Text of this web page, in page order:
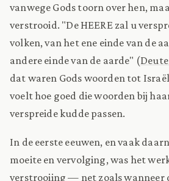
vanwege Gods toorn over hen,
verstrooid. "De HEERE zal u
volken, van het ene einde van de
andere einde van de aarde" (
dat waren Gods woorden tot
voelt hoe goed die woorden bij
verspreide kudde passen.
In de eerste eeuwen, en vaak
moeite en vervolging, was het
verstrooiing — net zoals wanneer